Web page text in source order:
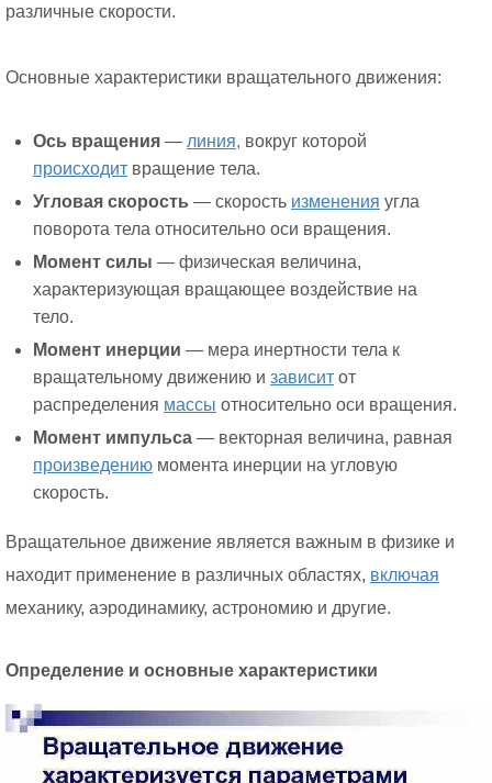
различные скорости.
Основные характеристики вращательного движения:
Ось вращения — линия, вокруг которой
происходит вращение тела.
Угловая скорость — скорость изменения угла
поворота тела относительно оси вращения.
Момент силы — физическая величина,
характеризующая вращающее воздействие на
тело.
Момент инерции — мера инертности тела к
вращательному движению и зависит от
распределения массы относительно оси вращения.
Момент импульса — векторная величина, равная
произведению момента инерции на угловую
скорость.
Вращательное движение является важным в физике и
находит применение в различных областях, включая
механику, аэродинамику, астрономию и другие.
Определение и основные характеристики